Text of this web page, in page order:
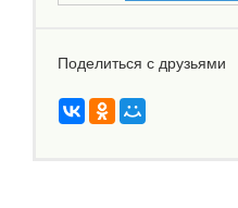
Поделиться с друзьями